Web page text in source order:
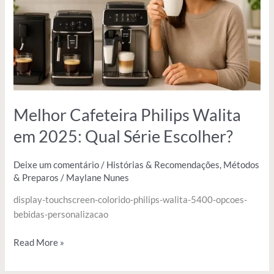
Melhor Cafeteira Philips Walita
em 2025: Qual Série Escolher?
Deixe um comentário / Histórias & Recomendações, Métodos
& Preparos / Maylane Nunes
display-touchscreen-colorido-philips-walita-5400-opcoes-
bebidas-personalizacao
2025:
Qual
Série
Escolher?
Read More »